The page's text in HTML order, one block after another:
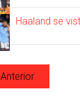
Haaland se
Anterior